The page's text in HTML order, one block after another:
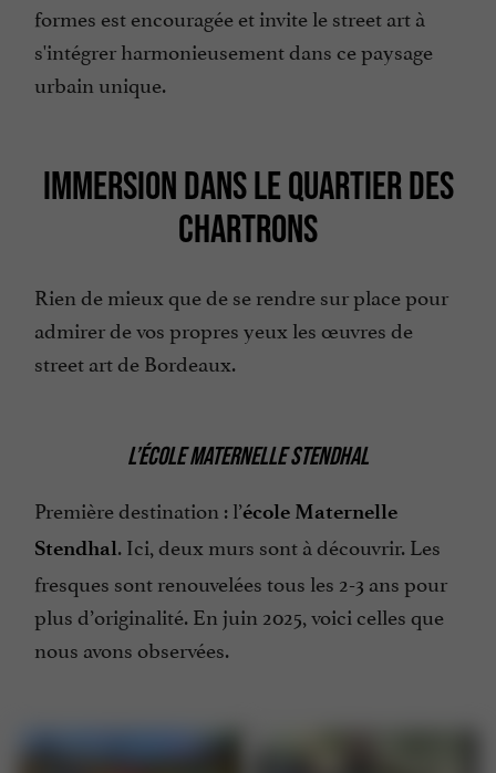
formes est encouragée et invite le street art à
s'intégrer harmonieusement dans ce paysage
urbain unique.
IMMERSION DANS LE QUARTIER DES
CHARTRONS
Rien de mieux que de se rendre sur place pour
admirer de vos propres yeux les œuvres de
street art de Bordeaux.
L’ÉCOLE MATERNELLE STENDHAL
Première destination : l’école Maternelle
Stendhal. Ici, deux murs sont à découvrir. Les
fresques sont renouvelées tous les 2-3 ans pour
plus d’originalité. En juin 2025, voici celles que
nous avons observées.